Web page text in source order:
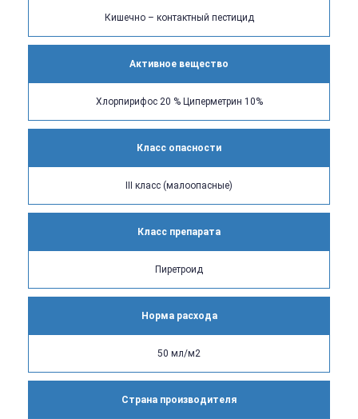
Кишечно – контактный пестицид
Активное вещество
Хлорпирифос 20 % Циперметрин 10%
Класс опасности
III класс (малоопасные)
Класс препарата
Пиретроид
Норма расхода
50 мл/м2
Страна производителя